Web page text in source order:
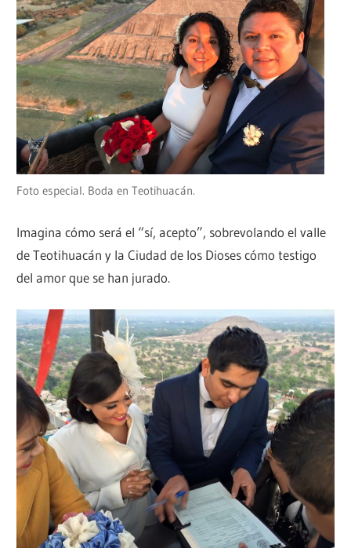
Foto especial. Boda en Teotihuacán.
Imagina cómo será el “sí, acepto”, sobrevolando el valle
de Teotihuacán y la Ciudad de los Dioses cómo testigo
del amor que se han jurado.